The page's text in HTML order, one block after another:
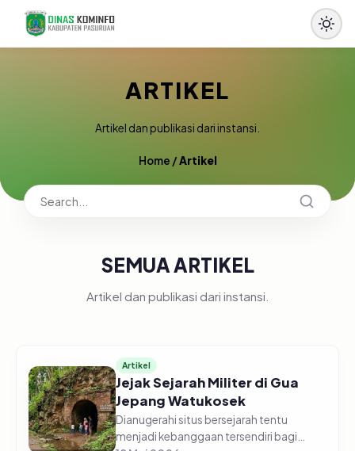
ARTIKEL
Artikel dan publikasi dari instansi.
Home /Artikel
SEMUA ARTIKEL
Artikel dan publikasi dari instansi.
Artikel
Jejak Sejarah Militer di Gua
Jepang Watukosek
Dianugerahi situs bersejarah tentu
menjadi kebanggaan tersendiri bagi